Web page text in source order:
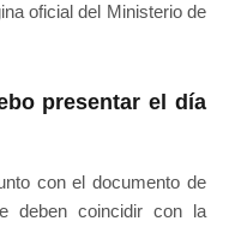
oficial del Ministerio de
presentar el día
con el documento de
deben coincidir con la